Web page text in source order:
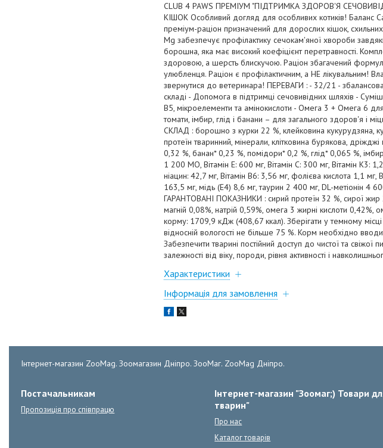
CLUB 4 PAWS ПРЕМІУМ "ПІДТРИМКА ЗДОРОВ'Я
КІШОК Особливий догляд для особливих котиків! Баланс
преміум-раціон призначений для дорослих кішок,
Mg забезпечує профілактику сечокам'яної хвороби
борошна, яка має високий коефіцієнт перетравності.
здоровою, а шерсть блискучою. Раціон збагачений
улюбленця. Раціон є профілактичним, а НЕ лікувальним!
звернутися до ветеринара! ПЕРЕВАГИ : - 32/21 -
складі - Допомога в підтримці сечовивідних шляхів -
B5, мікроелементи та амінокислоти - Омега 3 + Омега 6
томати, імбир, глід і банани – для загального здоров'я і
СКЛАД : борошно з курки 22 %, клейковина кукурудзяна,
протеїн тваринний, мінерали, клітковина бурякова,
0,32 %, банан* 0,23 %, помідори* 0,2 %, глід* 0,065 %,
1 200 МО, Вітамін Е: 600 мг, Вітамін С: 300 мг, Вітамін К3:
ніацин: 42,7 мг, Вітамін В6: 3,56 мг, фолієва кислота 1,1
163,5 мг, мідь (Е4) 8,6 мг, таурин 2 400 мг, DL-метіонін 4
ГАРАНТОВАНІ ПОКАЗНИКИ : сирий протеїн 32 %, сирої жир
магній 0,08%, натрій 0,59%, омега 3 жирні кислоти 0,42%,
корму: 1709,9 кДж (408,67 ккал). Зберігати у темному
відносній вологості не більше 75 %. Корм необхідно
Забезпечити тварині постійний доступ до чистої та свіжої
залежності від віку, породи, рівня активності і
Характеристики
Інформація для замовлення
Інтернет-магазин ZooMag. Зоомагазин Дніпро. ЗооМаг. ZooMag Дніпро.
Постачальникам
Пропозиція про співпрацю
Інтернет-магазин "Зоомаг;) Товари
тварин"
Про нас
Каталог товарів